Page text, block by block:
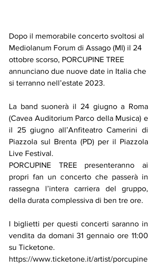
Dopo il memorabile concerto svoltosi al
Mediolanum Forum di Assago (MI) il 24
ottobre scorso, PORCUPINE TREE
annunciano due nuove date in Italia che
si terranno nell’estate 2023.
La band suonerà il 24 giugno a Roma
(Cavea Auditorium Parco della Musica) e
il 25 giugno all’Anfiteatro Camerini di
Piazzola sul Brenta (PD) per il Piazzola
Live Festival.
PORCUPINE TREE presenteranno ai
propri fan un concerto che passerà in
rassegna l’intera carriera del gruppo,
della durata complessiva di ben tre ore.
I biglietti per questi concerti saranno in
vendita da domani 31 gennaio ore 11:00
su Ticketone.
https://www.ticketone.it/artist/porcupine